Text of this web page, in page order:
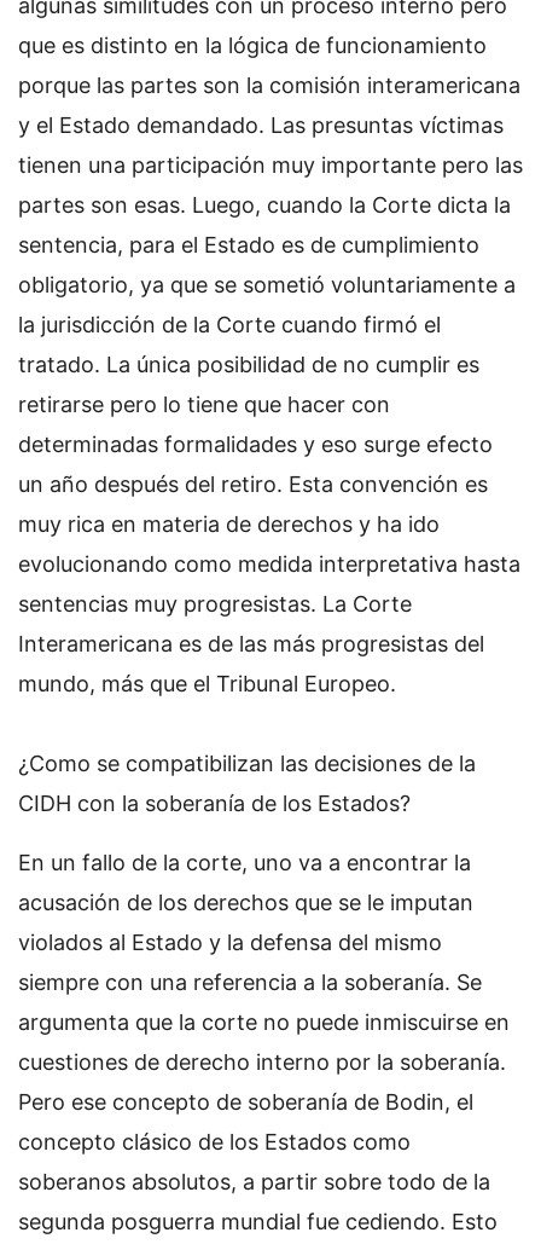
algunas similitudes con un proceso interno pero
que es distinto en la lógica de funcionamiento
porque las partes son la comisión interamericana
y el Estado demandado. Las presuntas víctimas
tienen una participación muy importante pero las
partes son esas. Luego, cuando la Corte dicta la
sentencia, para el Estado es de cumplimiento
obligatorio, ya que se sometió voluntariamente a
la jurisdicción de la Corte cuando firmó el
tratado. La única posibilidad de no cumplir es
retirarse pero lo tiene que hacer con
determinadas formalidades y eso surge efecto
un año después del retiro. Esta convención es
muy rica en materia de derechos y ha ido
evolucionando como medida interpretativa hasta
sentencias muy progresistas. La Corte
Interamericana es de las más progresistas del
mundo, más que el Tribunal Europeo.
¿Como se compatibilizan las decisiones de la
CIDH con la soberanía de los Estados?
En un fallo de la corte, uno va a encontrar la
acusación de los derechos que se le imputan
violados al Estado y la defensa del mismo
siempre con una referencia a la soberanía. Se
argumenta que la corte no puede inmiscuirse en
cuestiones de derecho interno por la soberanía.
Pero ese concepto de soberanía de Bodin, el
concepto clásico de los Estados como
soberanos absolutos, a partir sobre todo de la
segunda posguerra mundial fue cediendo. Esto